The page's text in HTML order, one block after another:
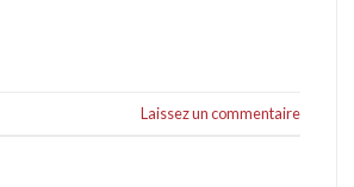
Laissez un commentaire